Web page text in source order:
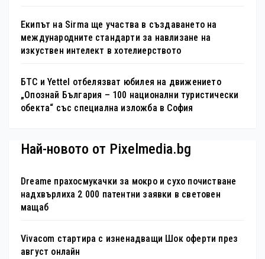
Екипът на Sirma ще участва в създаването на
международните стандарти за навлизане на
изкуствен интелект в хотелиерството
БТС и Yettel отбелязват юбилея на движението
„Опознай България – 100 национални туристически
обекта“ със специална изложба в София
Най-новото от Pixelmedia.bg
Dreame прахосмукачки за мокро и сухо почистване
надхвърлиха 2 000 патентни заявки в световен
мащаб
Vivacom стартира с изненадващи Шок оферти през
август онлайн